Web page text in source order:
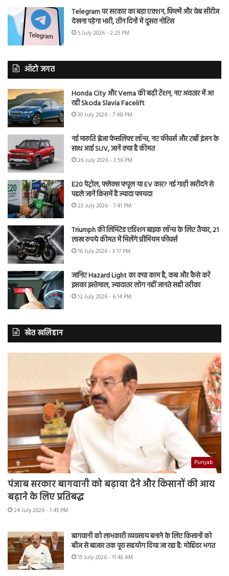
Telegram पर सरकार का बड़ा एक्शन, फिल्में और वेब सीरीज
देखना पड़ेगा भारी, तीन दिनों में दूसरा नोटिस
5 July 2026 - 2:25 PM
ऑटो जगत
Honda City और Verna की बढ़ी टेंशन, नए अवतार में आ
रही Skoda Slavia Facelift
30 July 2026 - 7:48 PM
नई मारुति ब्रेजा फेसलिफ्ट लॉन्च, नए फीचर्स और टर्बो इंजन के
साथ आई SUV, जानें क्या है कीमत
26 July 2026 - 3:56 PM
E20 पेट्रोल, फ्लेक्स फ्यूल या EV कार? नई गाड़ी खरीदने से
पहले जानें किसमें है ज्यादा फायदा
23 July 2026 - 7:41 PM
Triumph की लिमिटेड एडिशन बाइक लॉन्च के लिए तैयार, 21
लाख रुपये कीमत में मिलेंगे प्रीमियम फीचर्स
16 July 2026 - 3:17 PM
जानिए Hazard Light का क्या काम है, कब और कैसे करें
इसका इस्तेमाल, ज्यादातर लोग नहीं जानते सही तरीका
12 July 2026 - 6:14 PM
खेत खलिहान
Punjab
पंजाब सरकार बागवानी को बढ़ावा देने और किसानों की आय
बढ़ाने के लिए प्रतिबद्ध
24 July 2026 - 1:45 PM
बागवानी को लाभकारी व्यवसाय बनाने के लिए किसानों को
बीज से बाजार तक पूरा सहयोग दिया जा रहा है: मोहिंदर भगत
15 July 2026 - 11:43 AM